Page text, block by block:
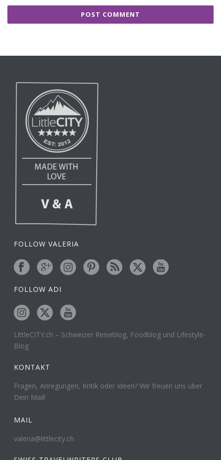
FOLLOW VALERIA
FOLLOW ADI
LittleCITY.ch – Schweizer Reiseblog, Foodblog und Lifestyle-
Blog
KONTAKT
Fragen, Anregungen, Kritik oder Ideen? Wir freuen uns über
Dein Mail!
MAIL
valeria@littlecity.ch